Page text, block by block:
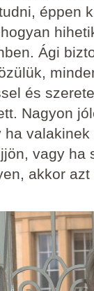
éppen
Ági
és
Nagyon
ha valakinek
vagy ha
akkor